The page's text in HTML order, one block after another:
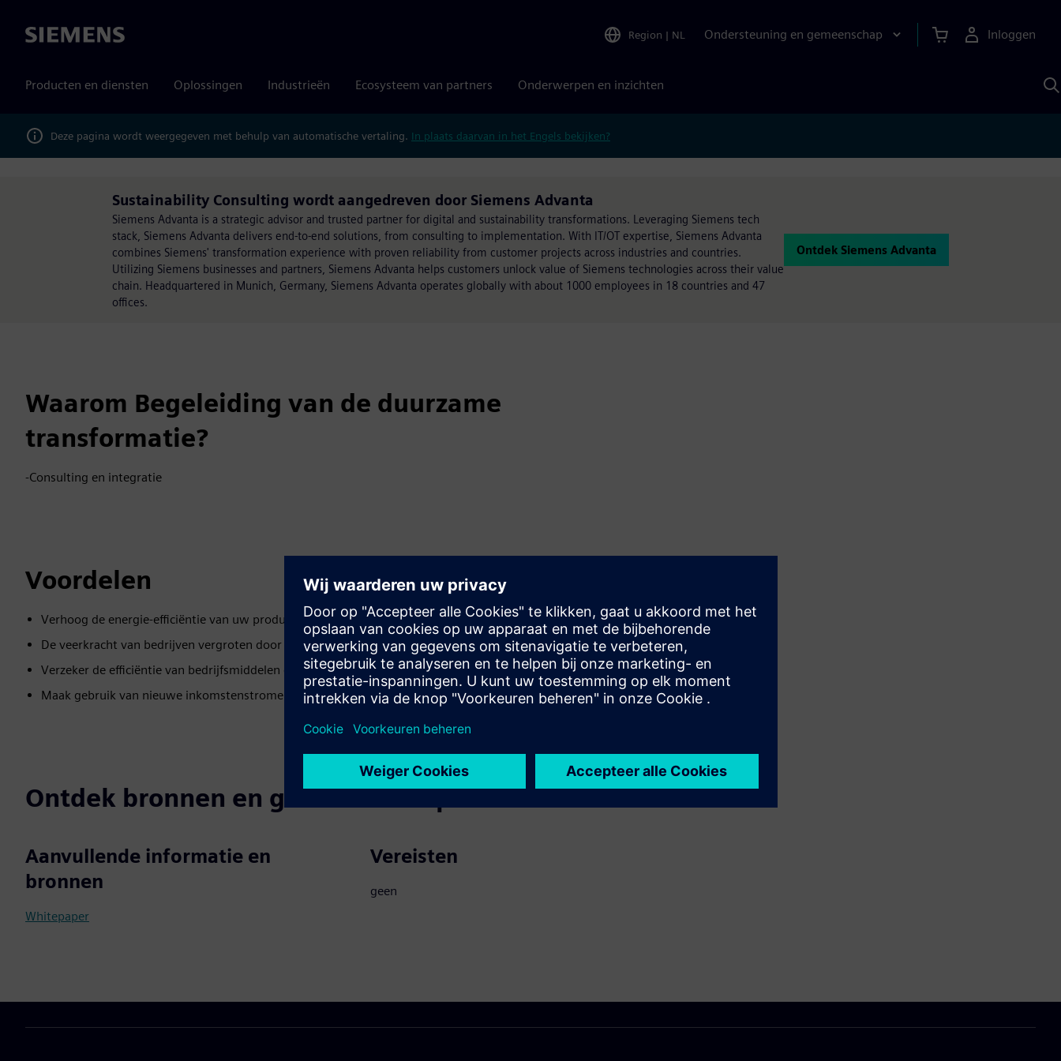
Siemens Region | NL Ondersteuning en gemeenschap Inloggen
Producten en diensten Oplossingen Industrieën Ecosysteem van partners Onderwerpen en inzichten
Deze pagina wordt weergegeven met behulp van automatische vertaling. In plaats daarvan in het Engels bekijken?
Sustainability Consulting wordt aangedreven door Siemens Advanta
Siemens Advanta is a strategic advisor and trusted partner for digital and sustainability transformations. Leveraging Siemens tech
stack, Siemens Advanta delivers end-to-end solutions, from consulting to implementation. With IT/OT expertise, Siemens Advanta
combines Siemens' transformation experience with proven reliability from customer projects across industries and countries.
Utilizing Siemens businesses and partners, Siemens Advanta helps customers unlock value of Siemens technologies across their value
chain. Headquartered in Munich, Germany, Siemens Advanta operates globally with about 1000 employees in 18 countries and 47
offices.
Ontdek Siemens Advanta
Waarom Begeleiding van de duurzame
transformatie?
-Consulting en integratie
Voordelen
Verhoog de energie-efficiëntie van uw productiefaciliteiten, kantoren en producten
De veerkracht van bedrijven vergroten door middel van duurzame bedrijfsvoering
Verzeker de efficiëntie van bedrijfsmiddelen en verlaag het energieverbruik
Maak gebruik van nieuwe inkomstenstromen door uw klanten duurzame waarde te bieden
Ontdek bronnen en gerelateerde producten
Aanvullende informatie en
bronnen
Whitepaper
Vereisten
geen